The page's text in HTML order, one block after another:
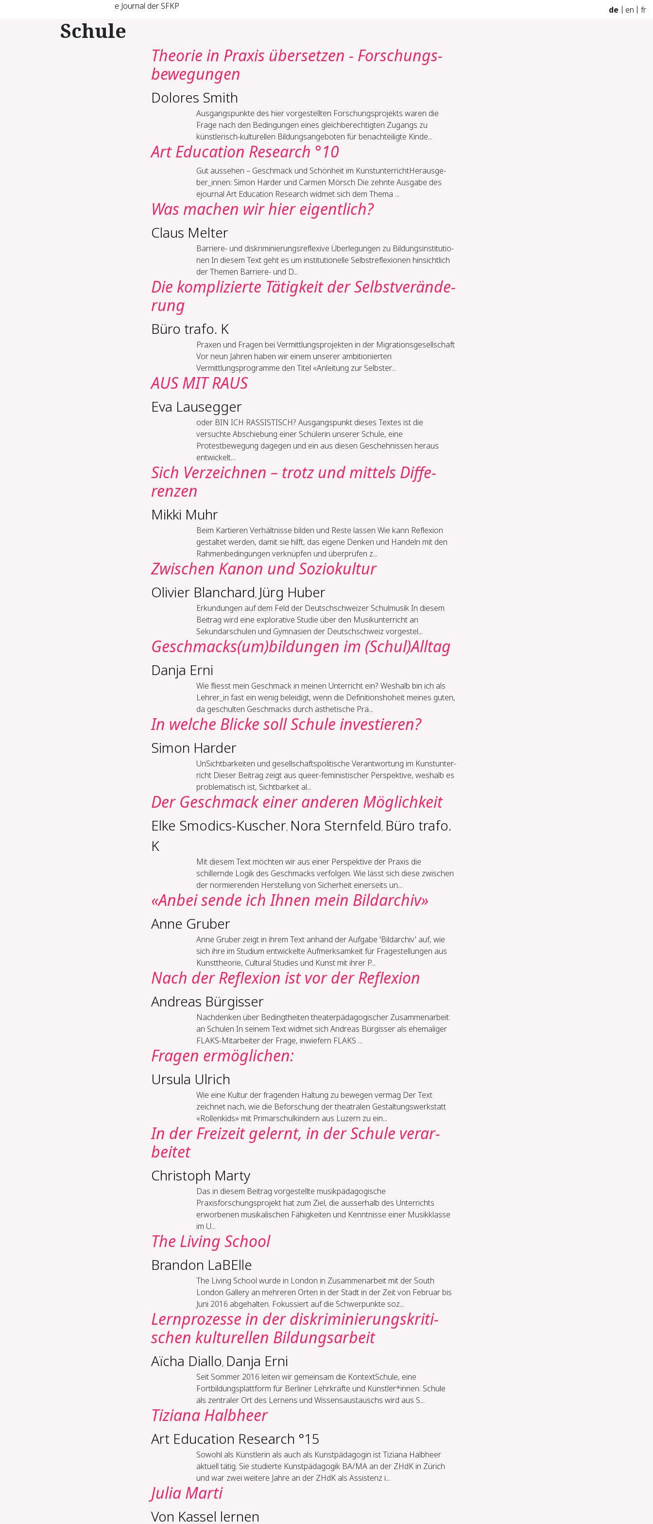
e Journal der SFKP de en fr
Schule
Theo­rie in Pra­xis über­set­zen -​ For­schungs­
be­we­gun­gen
Dolores Smith
Ausgangspunkte des hier vorgestellten Forschungsprojekts waren die
Frage nach den Bedingungen eines gleichberechtigten Zugangs zu
künstlerisch-kulturellen Bildungsangeboten für benachteiligte Kinde...
Art Education Research °10
Gut aus­se­hen – Ge­schmack und Schön­heit im Kunstun­ter­richtHer­aus­ge­
ber_in­nen: Si­mon Har­der und Car­men Mörsch Die zehnte Ausgabe des
ejournal Art Education Research widmet sich dem Thema ...
Was ma­chen wir hier ei­gent­lich?
Claus Melter
Bar­rie­re-​ und dis­kri­mi­nie­rungs­re­fle­xi­ve Über­le­gun­gen zu Bil­dungs­in­sti­tu­tio­
nen In diesem Text geht es um institutionelle Selbstreflexionen hinsichtlich
der Themen Barriere- und D...
Die kom­pli­zier­te Tä­tig­keit der Selbst­ver­än­de­
rung
Büro trafo. K
Pra­xen und Fra­gen bei Ver­mitt­lungs­pro­jek­ten in der Mi­gra­ti­ons­ge­sell­schaft
Vor neun Jahren haben wir einem unserer ambitionierten
Vermittlungsprogramme den Titel «Anleitung zur Selbster...
AUS MIT RAUS
Eva Lausegger
oder BIN ICH RAS­SIS­TISCH? Ausgangspunkt dieses Textes ist die
versuchte Abschiebung einer Schülerin unserer Schule, eine
Protestbewegung dagegen und ein aus diesen Geschehnissen heraus
entwickelt...
Sich Ver­zeich­nen – trotz und mit­tels Dif­fe­
ren­zen
Mikki Muhr
Beim Kar­tie­ren Ver­hält­nis­se bil­den und Res­te las­sen Wie kann Reflexion
gestaltet werden, damit sie hilft, das eigene Denken und Handeln mit den
Rahmenbedingungen verknüpfen und überprüfen z...
Zwi­schen Ka­non und So­zio­kul­tur
Olivier Blanchard, Jürg Huber
Er­kun­dun­gen auf dem Feld der Deutsch­schwei­zer Schul­mu­sik In diesem
Beitrag wird eine explorative Studie über den Musikunterricht an
Sekundarschulen und Gymnasien der Deutschschweiz vorgestel...
Ge­schmacks(um)bil­dun­gen im (Schul)All­tag
Danja Erni
Wie fliesst mein Geschmack in meinen Unterricht ein? Weshalb bin ich als
Lehrer_in fast ein wenig beleidigt, wenn die Definitionshoheit meines guten,
da geschulten Geschmacks durch ästhetische Prä...
In wel­che Bli­cke soll Schu­le in­ves­tie­ren?
Simon Harder
Un­Sicht­bar­kei­ten und ge­sell­schafts­po­li­ti­sche Ver­ant­wor­tung im Kunstun­ter­
richt Dieser Beitrag zeigt aus queer-feministischer Perspektive, weshalb es
problematisch ist, Sichtbarkeit al...
Der Ge­schmack ei­ner an­de­ren Mög­lich­keit
Elke Smodics-Kuscher, Nora Sternfeld, Büro trafo.
K
Mit diesem Text möchten wir aus einer Perspektive der Praxis die
schillernde Logik des Geschmacks verfolgen. Wie lässt sich diese zwischen
der normierenden Herstellung von Sicherheit einerseits un...
«An­bei sen­de ich Ih­nen mein Bild­ar­chiv»
Anne Gruber
Anne Gruber zeigt in ihrem Text anhand der Aufgabe 'Bildarchiv' auf, wie
sich ihre im Studium entwickelte Aufmerksamkeit für Fragestellungen aus
Kunsttheorie, Cultural Studies und Kunst mit ihrer P...
Nach der Re­fle­xi­on ist vor der Re­fle­xi­on
Andreas Bürgisser
Nach­den­ken über Be­dingt­hei­ten thea­ter­päd­ago­gi­scher Zu­sam­men­ar­beit
an Schu­len In seinem Text widmet sich Andreas Bürgisser als ehemaliger
FLAKS-Mitarbeiter der Frage, inwiefern FLAKS ...
Fra­gen er­mög­li­chen:
Ursula Ulrich
Wie ei­ne Kul­tur der fra­gen­den Hal­tung zu be­we­gen ver­mag Der Text
zeichnet nach, wie die Beforschung der theatralen Gestaltungswerkstatt
«Rollenkids» mit Primarschulkindern aus Luzern zu ein...
In der Frei­zeit ge­lernt, in der Schu­le ver­ar­
bei­tet
Christoph Marty
Das in diesem Beitrag vorgestellte musikpädagogische
Praxisforschungsprojekt hat zum Ziel, die ausserhalb des Unterrichts
erworbenen musikalischen Fähigkeiten und Kenntnisse einer Musikklasse
im U...
The Liv­ing School
Brandon LaBElle
The Living School wurde in London in Zusammenarbeit mit der South
London Gallery an mehreren Orten in der Stadt in der Zeit von Februar bis
Juni 2016 abgehalten. Fokussiert auf die Schwerpunkte soz...
Lern­pro­zes­se in der dis­kri­mi­nie­rungs­kri­ti­
schen kul­tu­rel­len Bil­dungs­ar­beit
Aïcha Diallo, Danja Erni
Seit Sommer 2016 leiten wir gemeinsam die KontextSchule, eine
Fortbildungsplattform für Berliner Lehrkräfte und Künstler*innen. Schule
als zentraler Ort des Lernens und Wissensaustauschs wird aus S...
Tiziana Halbheer
Art Education Research °15
Sowohl als Künstlerin als auch als Kunstpädagogin ist Tiziana Halbheer
aktuell tätig. Sie studierte Kunstpädagogik BA/MA an der ZHdK in Zürich
und war zwei weitere Jahre an der ZHdK als Assistenz i...
Julia Marti
Von Kas­sel ler­nen